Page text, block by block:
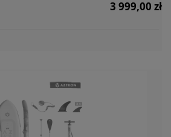
3 999,00 zł